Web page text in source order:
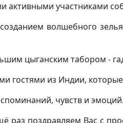
активными участниками
волшебного
цыганским табором -
гостями из Индии,
чувств и эмоций.
поздравляем Вас с